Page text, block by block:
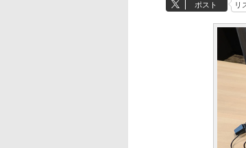
ポスト リ